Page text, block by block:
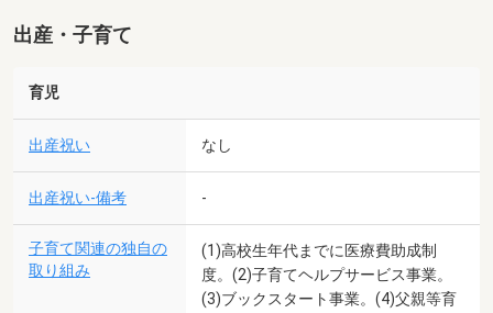
出産・子育て
育児
出産祝い なし
出産祝い-備考 -
子育て関連の独自の
取り組み
(1)高校生年代までに医療費助成制
度。(2)子育てヘルプサービス事業。
(3)ブックスタート事業。(4)父親等育